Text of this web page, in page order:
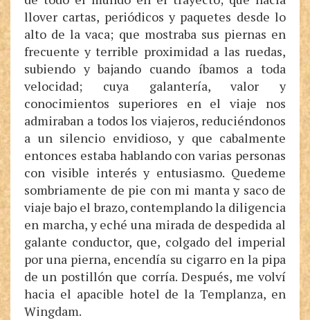
llover cartas, periódicos y paquetes desde lo
alto de la vaca; que mostraba sus piernas en
frecuente y terrible proximidad a las ruedas,
subiendo y bajando cuando íbamos a toda
velocidad; cuya galantería, valor y
conocimientos superiores en el viaje nos
admiraban a todos los viajeros, reduciéndonos
a un silencio envidioso, y que cabalmente
entonces estaba hablando con varias personas
con visible interés y entusiasmo. Quedeme
sombriamente de pie con mi manta y saco de
viaje bajo el brazo, contemplando la diligencia
en marcha, y eché una mirada de despedida al
galante conductor, que, colgado del imperial
por una pierna, encendía su cigarro en la pipa
de un postillón que corría. Después, me volví
hacia el apacible hotel de la Templanza, en
Wingdam.